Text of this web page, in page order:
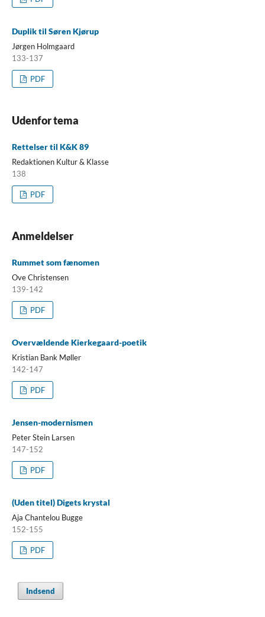
Duplik til Søren Kjørup
Jørgen Holmgaard
133-137
PDF
Udenfor tema
Rettelser til K&K 89
Redaktionen Kultur & Klasse
138
PDF
Anmeldelser
Rummet som fænomen
Ove Christensen
139-142
PDF
Overvældende Kierkegaard-poetik
Kristian Bank Møller
142-147
PDF
Jensen-modernismen
Peter Stein Larsen
147-152
PDF
(Uden titel) Digets krystal
Aja Chantelou Bugge
152-155
PDF
Indsend